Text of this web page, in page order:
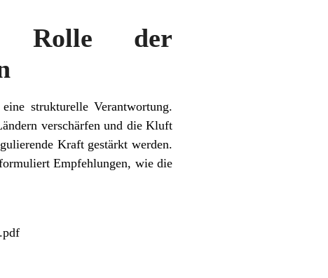
Rolle der
strukturelle Verantwortung.
verschärfen und die Kluft
Kraft gestärkt werden.
Empfehlungen, wie die